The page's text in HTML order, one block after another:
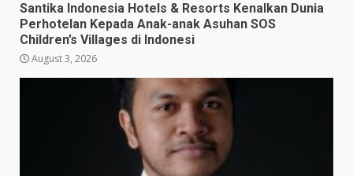
Santika Indonesia Hotels & Resorts Kenalkan Dunia
Perhotelan Kepada Anak-anak Asuhan SOS
Children’s Villages di Indonesi
August 3, 2026